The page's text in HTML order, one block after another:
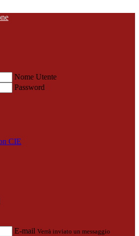
Nome Utente
Password
CIE
E-mail Verrà inviato un messaggio